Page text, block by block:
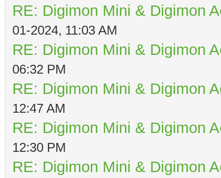
RE: Digimon Mini & Digimon
01-2024, 11:03 AM
RE: Digimon Mini & Digimon
06:32 PM
RE: Digimon Mini & Digimon
12:47 AM
RE: Digimon Mini & Digimon
12:30 PM
RE: Digimon Mini & Digimon